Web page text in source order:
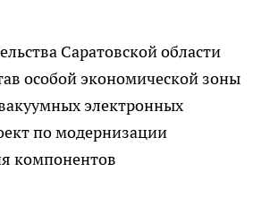
Саратовской области
особой экономической зоны
электронных
по модернизации
компонентов